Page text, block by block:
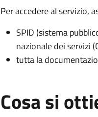
Per accedere al servizio,
SPID (sistema
nazionale dei servizi
tutta la
Cosa si